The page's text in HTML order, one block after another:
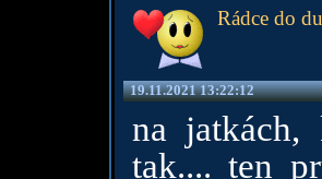
Rádce do
19.11.2021 13:22:12
na jatkách,
tak.... ten